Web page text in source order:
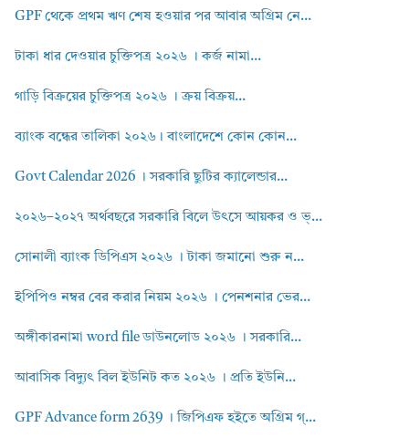
GPF থেকে প্রথম ঋণ শেষ হওয়ার পর আবার অগ্রিম নে...
টাকা ধার দেওয়ার চুক্তিপত্র ২০২৬ । কর্জ নামা...
গাড়ি বিক্রয়ের চুক্তিপত্র ২০২৬ । ক্রয় বিক্রয়...
ব্যাংক বন্ধের তালিকা ২০২৬। বাংলাদেশে কোন কোন...
Govt Calendar 2026 । সরকারি ছুটির ক্যালেন্ডার...
২০২৬–২০২৭ অর্থবছরে সরকারি বিলে উৎসে আয়কর ও ভ্...
সোনালী ব্যাংক ডিপিএস ২০২৬ । টাকা জমানো শুরু ন...
ইপিপিও নম্বর বের করার নিয়ম ২০২৬ । পেনশনার ভের...
অঙ্গীকারনামা word file ডাউনলোড ২০২৬ । সরকারি...
আবাসিক বিদ্যুৎ বিল ইউনিট কত ২০২৬ । প্রতি ইউনি...
GPF Advance form 2639 । জিপিএফ হইতে অগ্রিম গ্...